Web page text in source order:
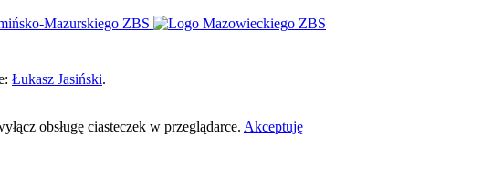
Łukasz Jasiński.
obsługę ciasteczek w przeglądarce. Akceptuję